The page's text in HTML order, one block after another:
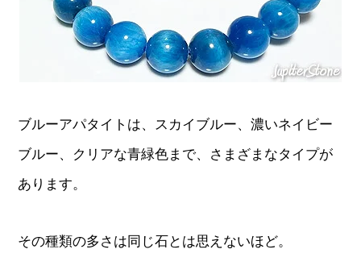
ブルーアパタイトは、スカイブルー、濃いネイビー
ブルー、クリアな青緑色まで、さまざまなタイプが
あります。
その種類の多さは同じ石とは思えないほど。